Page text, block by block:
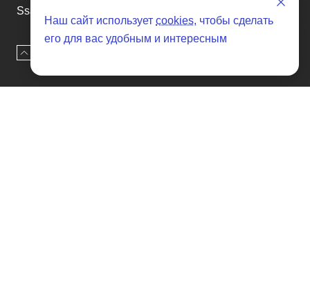
Ssangyong
Suzuki
Tesla
Наш сайт использует cookies, чтобы сделать
его для вас удобным и интересным